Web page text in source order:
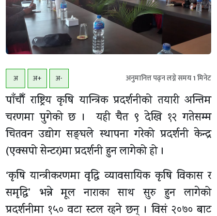
अ अ+ अ- अनुमानित्त पढ्न लग्ने समय1मिनेट
पाँचौँ राष्ट्रिय कृषि यान्त्रिक प्रदर्शनीको तयारी अन्तिम
चरणमा पुगेको छ । यही चैत ९ देखि १२ गतेसम्म
चितवन उद्योग सङ्घले स्थापना गरेको प्रदर्शनी केन्द्र
(एक्सपो सेन्टर)मा प्रदर्शनी हुन लागेको हो ।
‘कृषि यान्त्रीकरणमा वृद्धि व्यावसायिक कृषि विकास र
समृद्धि’ भन्ने मूल नाराका साथ सुरु हुन लागेको
प्रदर्शनीमा १५० वटा स्टल रहने छन् । विसं २०७० बाट